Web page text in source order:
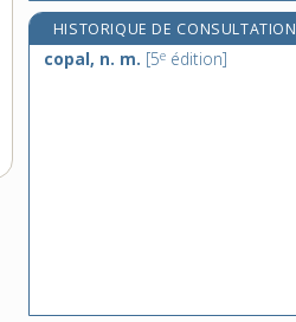
HISTORIQUE DE CONSULTATION
copal, n. m. [5e édition]